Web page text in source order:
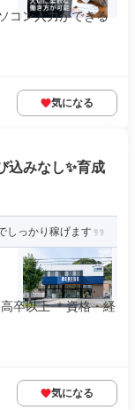
コン入力ができる
気になる
込みなし✨育成
しっかり稼げます
卒以上 ＊資格・経
気になる